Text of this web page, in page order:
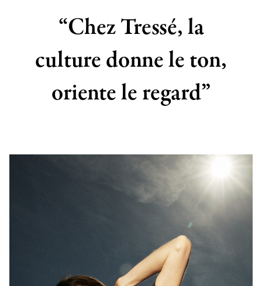
“Chez Tressé, la
culture donne le ton,
oriente le regard”